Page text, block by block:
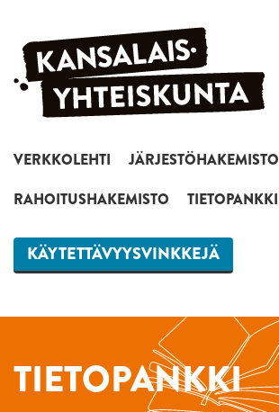
Siirry sisältöön
VERKKOLEHTI
JÄRJESTÖHAKEMISTO
RAHOITUSHAKEMISTO
TIETOPANKKI
KÄYTETTÄVYYSVINKKEJÄ
TIETOPANKKI